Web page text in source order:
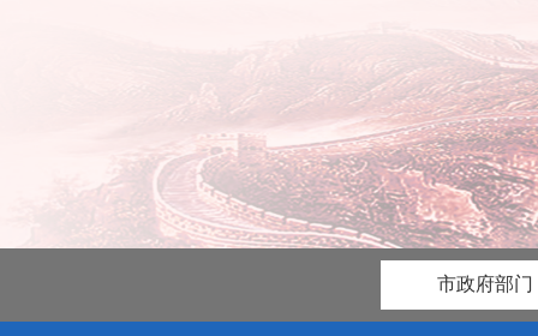
市政府部门